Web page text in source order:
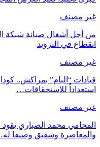
غير مصنف
من أجل أشغال صيانة شبكة
انقطاع في التزويد
غير مصنف
قيادات “البام” بمراكش..
استعداداً للاستحقاقات…
غير مصنف
المحامي محمد الصباري يقود
والمعاصرة وشقيق وصيفا